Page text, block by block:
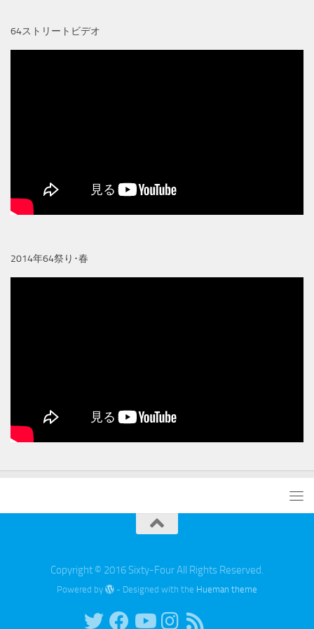
64ストリートビデオ
2014年64祭り･春
Copyright © 2016 Sixty-Four All Rights Reserved.
Powered by - Designed with the Hueman theme